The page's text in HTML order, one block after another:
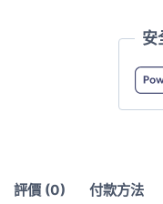
厚
拉
安
評價 (0) 付款方法